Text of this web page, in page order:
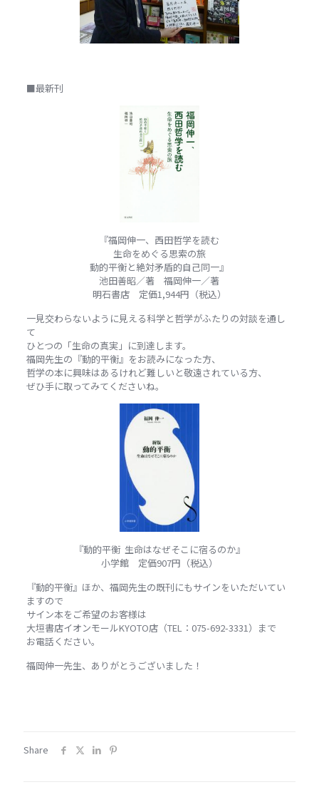
■最新刊
『福岡伸一、西田哲学を読む
生命をめぐる思索の旅
動的平衡と絶対矛盾的自己同一』
池田善昭／著 福岡伸一／著
明石書店 定価1,944円（税込）
一見交わらないように見える科学と哲学がふたりの対談を通し
て
ひとつの「生命の真実」に到達します。
福岡先生の『動的平衡』をお読みになった方、
哲学の本に興味はあるけれど難しいと敬遠されている方、
ぜひ手に取ってみてくださいね。
『動的平衡 生命はなぜそこに宿るのか』
小学館 定価907円（税込）
『動的平衡』ほか、福岡先生の既刊にもサインをいただいてい
ますので
サイン本をご希望のお客様は
大垣書店イオンモールKYOTO店（TEL：075-692-3331）まで
お電話ください。
福岡伸一先生、ありがとうございました！
Share